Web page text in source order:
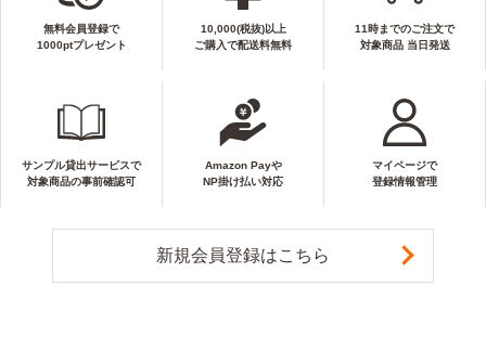
無料会員登録で
1000ptプレゼント
10,000(税抜)以上
ご購入で配送料無料
11時までのご注文で
対象商品 当日発送
サンプル貸出サービスで
対象商品の事前確認可
Amazon Payや
NP掛け払い対応
マイページで
登録情報管理
新規会員登録はこちら